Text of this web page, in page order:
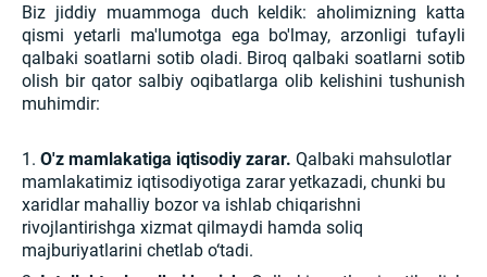
Biz jiddiy muammoga duch keldik: aholimizning katta
qismi yetarli ma'lumotga ega bo'lmay, arzonligi tufayli
qalbaki soatlarni sotib oladi. Biroq qalbaki soatlarni sotib
olish bir qator salbiy oqibatlarga olib kelishini tushunish
muhimdir:
O'z mamlakatiga iqtisodiy zarar. Qalbaki mahsulotlar
mamlakatimiz iqtisodiyotiga zarar yetkazadi, chunki bu
xaridlar mahalliy bozor va ishlab chiqarishni
rivojlantirishga xizmat qilmaydi hamda soliq
majburiyatlarini chetlab o‘tadi.